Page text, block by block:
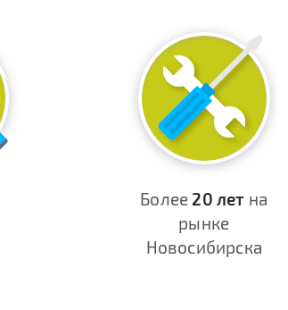
Более 20 лет на
рынке
Новосибирска